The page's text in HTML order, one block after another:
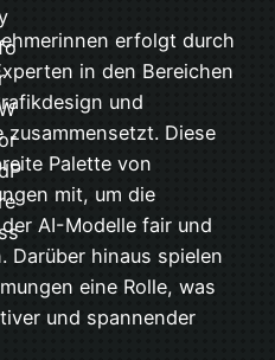
erfolgt durch
in den Bereichen
und
Diese
Palette von
mit, um die
AI-Modelle fair und
Darüber hinaus spielen
eine Rolle, was
und spannender